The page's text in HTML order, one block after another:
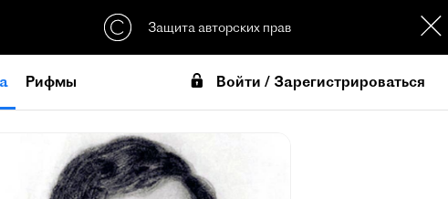
Защита авторских прав
Рифмы Войти / Зарегистрироваться